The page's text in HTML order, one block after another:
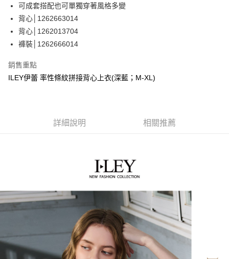
元大商業銀行
永豐商業銀行
玉山商業銀行
台新國際商業銀行
台灣樂天信用卡公司
悠遊付
全盈+PAY
大哥付你分期
【大哥付你分期使用說明】
1.本服務由台灣大哥大提供，台灣大哥大用戶可立即使用無須另外申請。
4.訂單成立30分鐘內，如未前往確認交易或遇審核未通過，訂單將自動取
1.分期款項不併入電信帳單，「大哥付你分期」於每月結算日後寄送繳費提
2.透過簡訊連結打開帳單後，可選擇「超商條碼／台灣大直營門市／銀行轉
帳／街口支付／iPASS MONEY」等通路繳費。
【注意事項】
1.本服務係由「台灣大哥大股份有限公司」（以下簡稱本公司）所提供，讓
用戶於交易時，得透過本服務購買商品或服務，並由商店將買賣／分期付款
買賣價金債權讓與本公司後，依約使用本公司帳單繳交帳款。
2.基於同意付款使用「大哥付你分期」之契約關係目的，商店將以您的個人
資料（包含姓名、電話或地址）提供予台灣大哥大進項蒐集、處理及利用，
AFTEE先享後付
１．簡單：不需註冊會員、不需綁卡、不需儲值。
【「AFTEE先享後付」結帳流程】
１．於結帳方式選擇「AFTEE先享後付」後，將跳轉至「AFTEE先享後付」
２．訂單成立數日內，您將收到繳費通知簡訊。
３．收到繳費通知簡訊後14天內，點擊此簡訊中的連結，可透過四大超商／
ATM／網路銀行／等多元方式進行付款，方視為交易完成。
※ 請注意：結帳手續完成當下不需立刻繳費，但若您需要取消訂單，請聯絡
購買商品的店家。未經商家同意取消之訂單仍視為有效，需透過AFTEE先享
※ 交易是否成功請以「AFTEE先享後付 」之結帳頁面顯示為準，若有關於
是否繳費成功／繳費後需取消欲退款等相關疑問，請聯繫「AFTEE先享後付
每筆NT$120，滿NT$2,500(含以上)免運費
萊爾富取貨付款
每筆NT$120，滿NT$2,500(含以上)免運費
每筆NT$120，滿NT$2,500(含以上)免運費
可成套搭配也可單獨穿著風格多變
背心│1262663014
背心│1262013704
褲裝│1262666014
銷售重點
ILEY伊蕾 率性條紋拼接背心上衣(深藍；M-XL)
詳細說明 相關推薦